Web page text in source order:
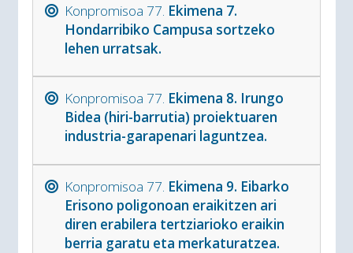
Konpromisoa 77. Ekimena 7.
Hondarribiko Campusa sortzeko
lehen urratsak.
Konpromisoa 77. Ekimena 8. Irungo
Bidea (hiri-barrutia) proiektuaren
industria-garapenari laguntzea.
Konpromisoa 77. Ekimena 9. Eibarko
Erisono poligonoan eraikitzen ari
diren erabilera tertziarioko eraikin
berria garatu eta merkaturatzea.